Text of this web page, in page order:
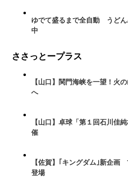
ゆでて盛るまで全自動 うど
中
ささっとープラス
【山口】関門海峡を一望！火
へ
【山口】卓球「第１回石川佳
催
【佐賀】｢キングダム｣新企画
登場